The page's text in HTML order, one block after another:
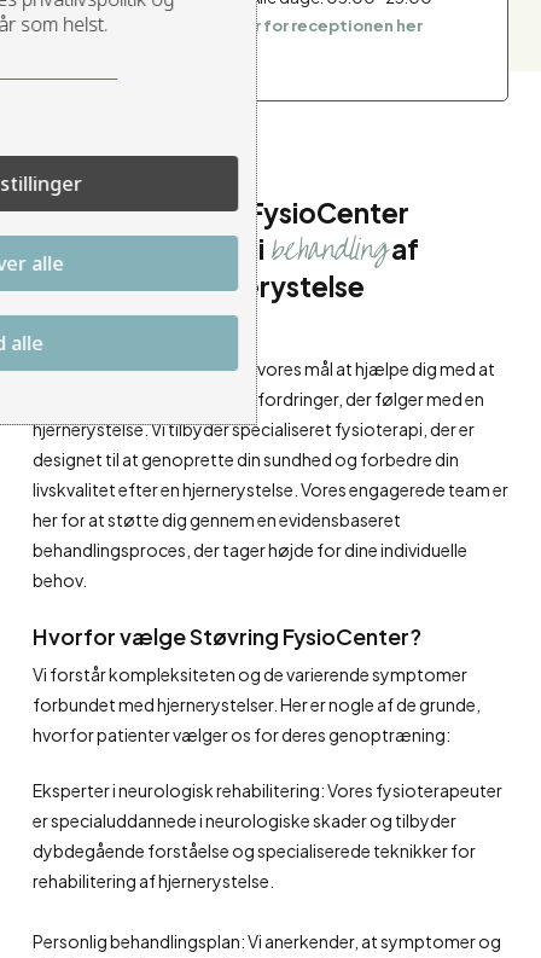
Se åbningstider for receptionen her
Støvring FysioCenter
Eksperter i behandlingaf
hjernerystelse
Hos Støvring FysioCenter er vores mål at hjælpe dig med at
håndtere og overvinde de udfordringer, der følger med en
hjernerystelse. Vi tilbyder specialiseret fysioterapi, der er
designet til at genoprette din sundhed og forbedre din
livskvalitet efter en hjernerystelse. Vores engagerede team er
her for at støtte dig gennem en evidensbaseret
behandlingsproces, der tager højde for dine individuelle
behov.
Hvorfor vælge Støvring FysioCenter?
Vi forstår kompleksiteten og de varierende symptomer
forbundet med hjernerystelser. Her er nogle af de grunde,
hvorfor patienter vælger os for deres genoptræning:
Eksperter i neurologisk rehabilitering: Vores fysioterapeuter
er specialuddannede i neurologiske skader og tilbyder
dybdegående forståelse og specialiserede teknikker for
rehabilitering af hjernerystelse.
Personlig behandlingsplan: Vi anerkender, at symptomer og
som helst.
alle
alle